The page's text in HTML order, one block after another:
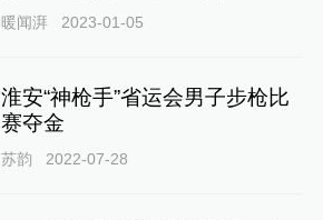
暖闻湃 2023-01-05
淮安“神枪手”省运会男子步枪比
赛夺金
苏韵 2022-07-28